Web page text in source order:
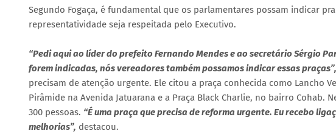
Segundo Fogaça, é fundamental que os parlamentares possam indicar
representatividade seja respeitada pelo Executivo.
“Pedi aqui ao líder do prefeito Fernando Mendes e ao secretário Sérgio
forem indicadas, nós vereadores também possamos indicar essas praças”,
precisam de atenção urgente. Ele citou a praça conhecida como Lancho
Pirâmide na Avenida Jatuarana e a Praça Black Charlie, no bairro Cohab.
300 pessoas. “É uma praça que precisa de reforma urgente. Eu recebo
melhorias”, destacou.